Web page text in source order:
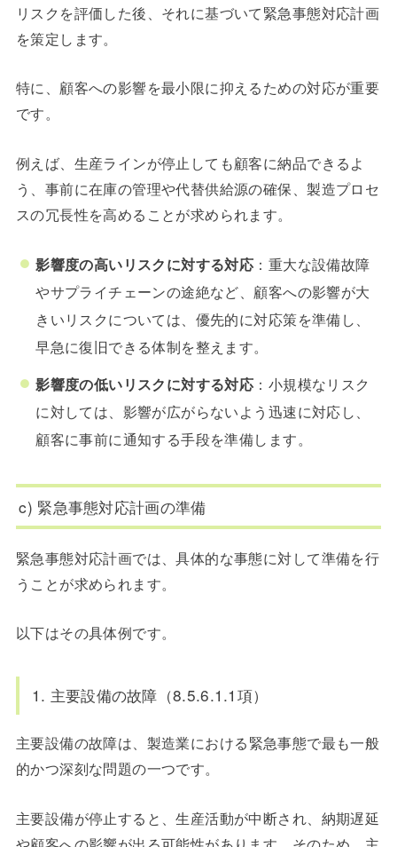
リスクを評価した後、それに基づいて緊急事態対応計画
を策定します。
特に、顧客への影響を最小限に抑えるための対応が重要
です。
例えば、生産ラインが停止しても顧客に納品できるよ
う、事前に在庫の管理や代替供給源の確保、製造プロセ
スの冗長性を高めることが求められます。
影響度の高いリスクに対する対応 ：重大な設備故障
やサプライチェーンの途絶など、顧客への影響が大
きいリスクについては、優先的に対応策を準備し、
早急に復旧できる体制を整えます。
影響度の低いリスクに対する対応 ：小規模なリスク
に対しては、影響が広がらないよう迅速に対応し、
顧客に事前に通知する手段を準備します。
c) 緊急事態対応計画の準備
緊急事態対応計画では、具体的な事態に対して準備を行
うことが求められます。
以下はその具体例です。
1. 主要設備の故障（8.5.6.1.1項）
主要設備の故障は、製造業における緊急事態で最も一般
的かつ深刻な問題の一つです。
主要設備が停止すると、生産活動が中断され、納期遅延